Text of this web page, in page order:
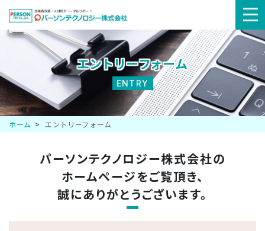
エントリーフォーム
ENTRY
ホーム エントリーフォーム
パーソンテクノロジー株式会社の
ホームページをご覧頂き、
誠にありがとうございます。
メ
ュ
ー